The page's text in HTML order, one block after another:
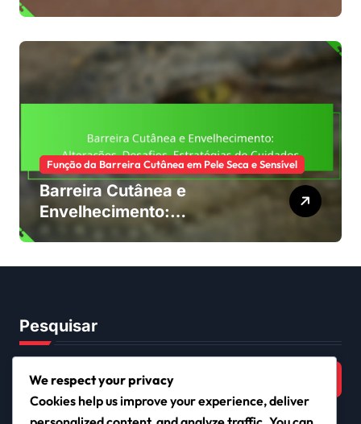
Função da Barreira Cutânea em Pele Seca e Sensível
Barreira Cutânea e
Envelhecimento:
Alterações, Desafios,
Pesquisar
for:
We respect your privacy
Cookies help us improve your experience, deliver